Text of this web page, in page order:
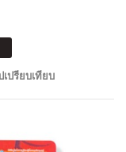
เปรียบเทียบ